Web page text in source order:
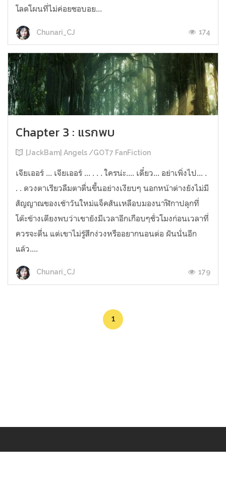
โลดโผนที่ไม่ค่อยชอบอย...
Chunari_CJ 174
Chapter 3 : แรกพบ
[JackBam] Angels /GOT7 FanFiction
เจียเออร์ ... เจียเออร์ ... . . . ใครน่ะ.... เดี๋ยว... อย่าเพิ่งไป... .
. . ดวงตาเรียวลืมตาตื่นขึ้นอย่างเงียบๆ นอกหน้าต่างยังไม่มี
สัญญาณของเช้าวันใหม่แจ็คสันเหลือบมองนาฬิกาปลุกที่
โต๊ะข้างเตียงพบว่าเขายังมีเวลาอีกเกือบๆชั่วโมงก่อนเวลาที่
ควรจะตื่น แต่เขาไม่รู้สึกง่วงหรืออยากนอนต่อ ฝันนั่นอีก
แล้ว....
Chunari_CJ 179
1